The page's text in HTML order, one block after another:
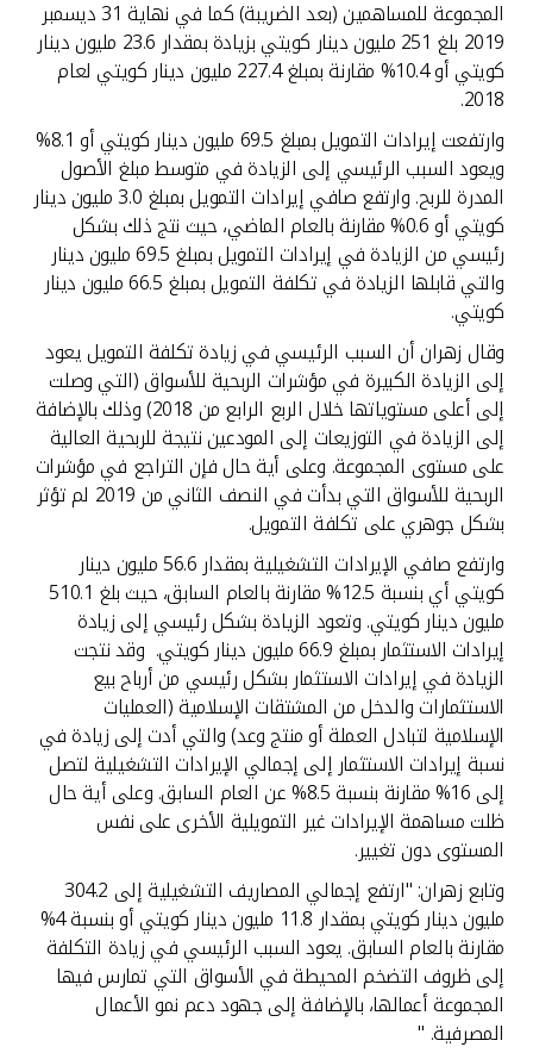
المجموعة للمساهمين (بعد الضريبة) كما في نهاية 31 ديسمبر
2019 بلغ 251 مليون دينار كويتي بزيادة بمقدار 23.6 مليون دينار
كويتي أو 10.4% مقارنة بمبلغ 227.4 مليون دينار كويتي لعام
2018.
وارتفعت إيرادات التمويل بمبلغ 69.5 مليون دينار كويتي أو 8.1%
ويعود السبب الرئيسي إلى الزيادة في متوسط مبلغ الأصول
المدرة للربح. وارتفع صافي إيرادات التمويل بمبلغ 3.0 مليون دينار
كويتي أو 0.6% مقارنة بالعام الماضي، حيث نتج ذلك بشكل
رئيسي من الزيادة في إيرادات التمويل بمبلغ 69.5 مليون دينار
والتي قابلها الزيادة في تكلفة التمويل بمبلغ 66.5 مليون دينار
كويتي.
وقال زهران أن السبب الرئيسي في زيادة تكلفة التمويل يعود
إلى الزيادة الكبيرة في مؤشرات الربحية للأسواق (التي وصلت
إلى أعلى مستوياتها خلال الربع الرابع من 2018) وذلك بالإضافة
إلى الزيادة في التوزيعات إلى المودعين نتيجة للربحية العالية
على مستوى المجموعة. وعلى أية حال فإن التراجع في مؤشرات
الربحية للأسواق التي بدأت في النصف الثاني من 2019 لم تؤثر
بشكل جوهري على تكلفة التمويل.
وارتفع صافي الإيرادات التشغيلية بمقدار 56.6 مليون دينار
كويتي أي بنسبة 12.5% مقارنة بالعام السابق، حيث بلغ 510.1
مليون دينار كويتي. وتعود الزيادة بشكل رئيسي إلى زيادة
إيرادات الاستثمار بمبلغ 66.9 مليون دينار كويتي. وقد نتجت
الزيادة في إيرادات الاستثمار بشكل رئيسي من أرباح بيع
الاستثمارات والدخل من المشتقات الإسلامية (العمليات
الإسلامية لتبادل العملة أو منتج وعد) والتي أدت إلى زيادة في
نسبة إيرادات الاستثمار إلى إجمالي الإيرادات التشغيلية لتصل
إلى 16% مقارنة بنسبة 8.5% عن العام السابق. وعلى أية حال
ظلت مساهمة الإيرادات غير التمويلية الأخرى على نفس
المستوى دون تغيير.
وتابع زهران: "ارتفع إجمالي المصاريف التشغيلية إلى 304.2
مليون دينار كويتي بمقدار 11.8 مليون دينار كويتي أو بنسبة 4%
مقارنة بالعام السابق. يعود السبب الرئيسي في زيادة التكلفة
إلى ظروف التضخم المحيطة في الأسواق التي تمارس فيها
المجموعة أعمالها، بالإضافة إلى جهود دعم نمو الأعمال
المصرفية. "